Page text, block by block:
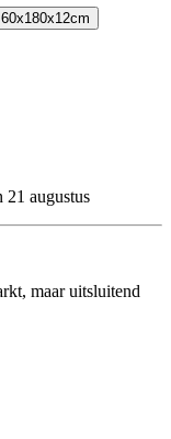
60x180x12cm
21 augustus
maar uitsluitend